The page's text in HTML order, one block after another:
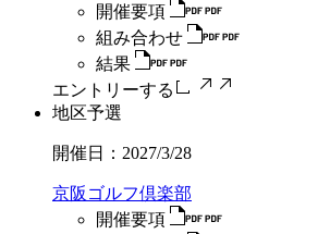
開催要項
組み合わせ
結果
エントリーする
地区予選
開催日： 2027/3/28
京阪ゴルフ倶楽部
開催要項